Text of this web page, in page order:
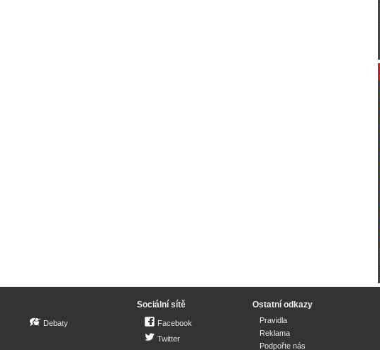
Debaty
Sociální sítě
Facebook
Twitter
Ostatní odkazy
Pravidla
Reklama
Podpořte nás